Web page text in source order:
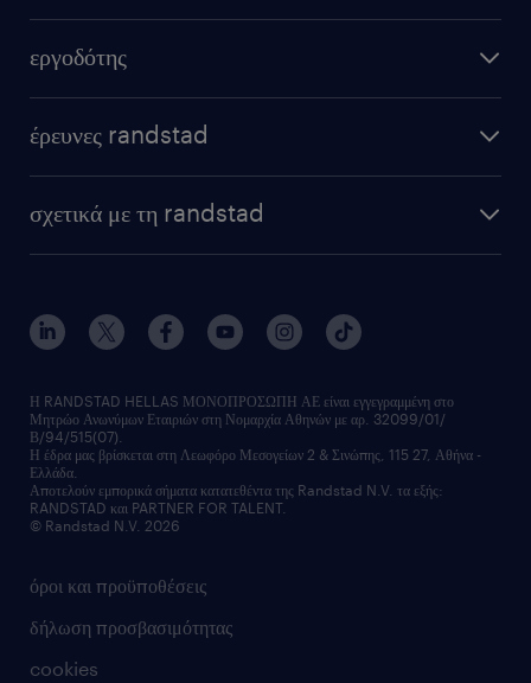
εργοδότης
έρευνες randstad
σχετικά με τη randstad
όροι και προϋποθέσεις
δήλωση προσβασιμότητας
cookies
Η RANDSTAD HELLAS ΜΟΝΟΠΡΟΣΩΠΗ ΑΕ είναι εγγεγραμμένη στο
Μητρώο Ανωνύμων Εταιριών στη Νομαρχία Αθηνών με αρ. 32099/01/
Β/94/515(07).
Η έδρα μας βρίσκεται στη Λεωφόρο Μεσογείων 2 & Σινώπης, 115 27, Αθήνα -
Ελλάδα.
Αποτελούν εμπορικά σήματα κατατεθέντα της Randstad N.V. τα εξής:
RANDSTAD και PARTNER FOR TALENT.
© Randstad N.V. 2026